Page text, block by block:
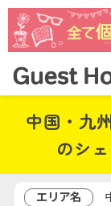
中国・九
のシ
エリア名